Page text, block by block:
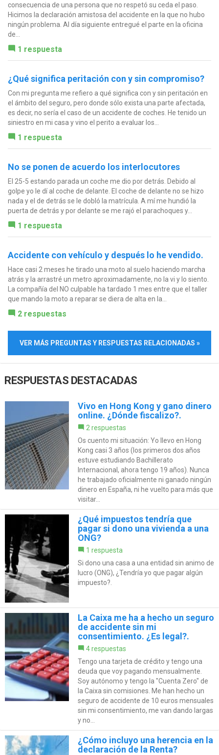
consecuencia de una persona que no respetó su ceda el paso.
Hicimos la declaración amistosa del accidente en la que no hubo
ningún problema. Al día siguiente entregué el parte en la oficina
de...
1 respuesta
¿Qué significa peritación con y sin compromiso?
Con mi pregunta me refiero a qué significa con y sin peritación en
el ámbito del seguro, pero donde sólo exista una parte afectada,
es decir, no sería el caso de un accidente de coches. He tenido un
siniestro en mi casa y vino el perito a evaluar los...
1 respuesta
No se ponen de acuerdo los interlocutores
El 25-5 estando parada un coche me dio por detrás. Debido al
golpe yo le dí al coche de delante. El coche de delante no se hizo
nada y el de detrás se le dobló la matrícula. A mí me hundió la
puerta de detrás y por delante se me rajó el parachoques y...
1 respuesta
Accidente con vehículo y después lo he vendido.
Hace casi 2 meses he tirado una moto al suelo haciendo marcha
atrás y la arrastré un metro aproximadamente, no la vi y lo siento.
La compañía del NO culpable ha tardado 1 mes entre que el taller
que mando la moto a reparar se diera de alta en la...
2 respuestas
VER MÁS PREGUNTAS Y RESPUESTAS RELACIONADAS »
RESPUESTAS DESTACADAS
Vivo en Hong Kong y gano dinero
online. ¿Dónde fiscalizo?.
2 respuestas
Os cuento mi situación: Yo llevo en Hong
Kong casi 3 años (los primeros dos años
estuve estudiando Bachillerato
Internacional, ahora tengo 19 años). Nunca
he trabajado oficialmente ni ganado ningún
dinero en España, ni he vuelto para más que
visitar...
¿Qué impuestos tendría que
pagar si dono una vivienda a una
ONG?
1 respuesta
Si dono una casa a una entidad sin animo de
lucro (ONG), ¿Tendría yo que pagar algún
impuesto?.
La Caixa me ha a hecho un seguro
de accidente sin mi
consentimiento. ¿Es legal?.
4 respuestas
Tengo una tarjeta de crédito y tengo una
deuda que voy pagando mensualmente.
Soy autónomo y tengo la "Cuenta Zero" de
la Caixa sin comisiones. Me han hecho un
seguro de accidente de 10 euros mensuales
sin mi consentimiento, me van dando largas
y no...
¿Cómo incluyo una herencia en la
declaración de la Renta?